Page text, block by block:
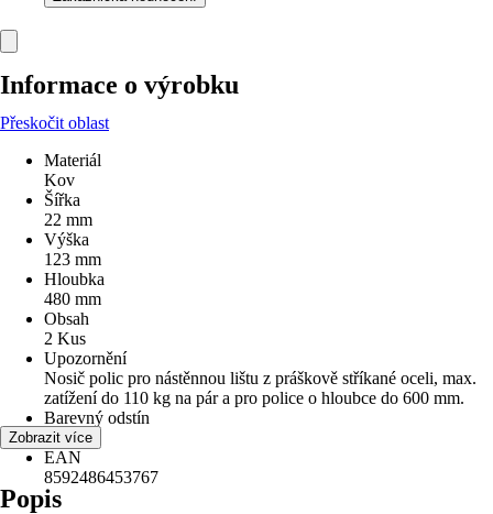
Informace o výrobku
Přeskočit oblast
Materiál
Kov
Šířka
22 mm
Výška
123 mm
Hloubka
480 mm
Obsah
2 Kus
Upozornění
Nosič polic pro nástěnnou lištu z práškově stříkané oceli, max.
zatížení do 110 kg na pár a pro police o hloubce do 600 mm.
Barevný odstín
Bílá
EAN
8592486453767
Zobrazit více
Popis